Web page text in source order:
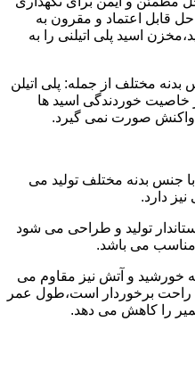
حل قابل اعتماد و مقرون به
اسید پلی اتیلنی را به
مختلف از جمله: پلی اتیلن
خاصیت خوردندگی اسید ها
واکنش صورت نمی گیرد.
جنس بدنه مختلف تولید می
دارد.
تولید و طراحی می شود
مناسب می باشد.
خورشید و آتش نیز مقاوم می
برخوردار است،طول عمر
را کاهش می دهد.